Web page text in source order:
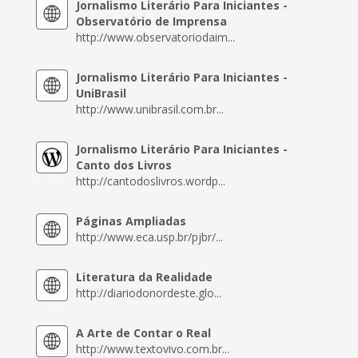
Jornalismo Literário Para Iniciantes -
Observatório de Imprensa
http://www.observatoriodaim...
Jornalismo Literário Para Iniciantes -
UniBrasil
http://www.unibrasil.com.br...
Jornalismo Literário Para Iniciantes -
Canto dos Livros
http://cantodoslivros.wordp...
Páginas Ampliadas
http://www.eca.usp.br/pjbr/...
Literatura da Realidade
http://diariodonordeste.glo...
A Arte de Contar o Real
http://www.textovivo.com.br...